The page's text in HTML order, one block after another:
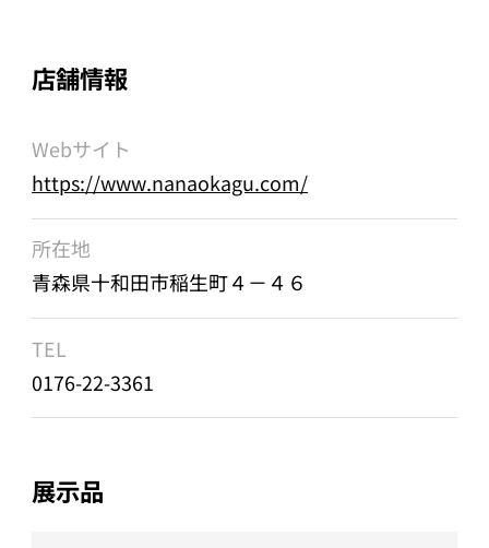
店舗情報
Webサイト
https://www.nanaokagu.com/
所在地
青森県十和田市稲生町４－４６
TEL
0176-22-3361
展示品